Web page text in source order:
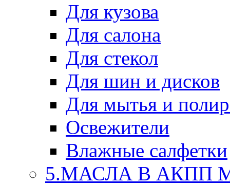
Для кузова
Для салона
Для стекол
Для шин и дисков
Для мытья и
Освежители
Влажные салфетки
5.МАСЛА В АКПП